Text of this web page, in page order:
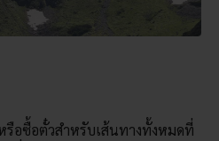
อซื้อตั๋วสำหรับเส้นทางทั้งหมดที่